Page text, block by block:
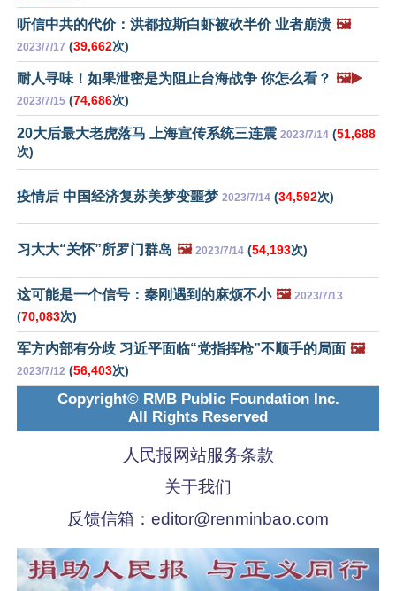
听信中共的代价：洪都拉斯白虾被砍半价 业者崩溃 🖼️
2023/7/17 (39,662次)
耐人寻味！如果泄密是为阻止台海战争 你怎么看？ 🖼️▶️
2023/7/15 (74,686次)
20大后最大老虎落马 上海宣传系统三连震 2023/7/14 (51,688
次)
疫情后 中国经济复苏美梦变噩梦 2023/7/14 (34,592次)
习大大“关怀”所罗门群岛 🖼️ 2023/7/14 (54,193次)
这可能是一个信号：秦刚遇到的麻烦不小 🖼️ 2023/7/13
(70,083次)
军方内部有分歧 习近平面临“党指挥枪”不顺手的局面 🖼️
2023/7/12 (56,403次)
Copyright© RMB Public Foundation Inc.
All Rights Reserved
人民报网站服务条款
关于我们
反馈信箱： editor@renminbao.com